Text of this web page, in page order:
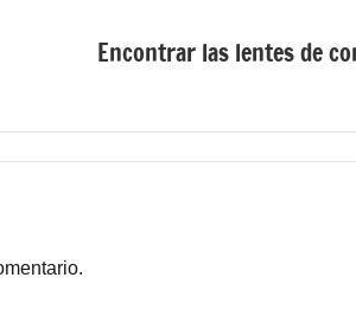
Encontrar las lentes de